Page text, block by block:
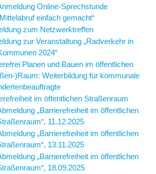
Online-Sprechstunde
einfach gemacht“
zum Netzwerktreffen
zur Veranstaltung „Radverkehr in
2024“
Planen und Bauen im öffentlichen
)Raum: Weiterbildung für kommunale
im öffentlichen Straßenraum
„Barrierefreiheit im öffentlichen
11.12.2025
„Barrierefreiheit im öffentlichen
13.11.2025
„Barrierefreiheit im öffentlichen
18.09.2025